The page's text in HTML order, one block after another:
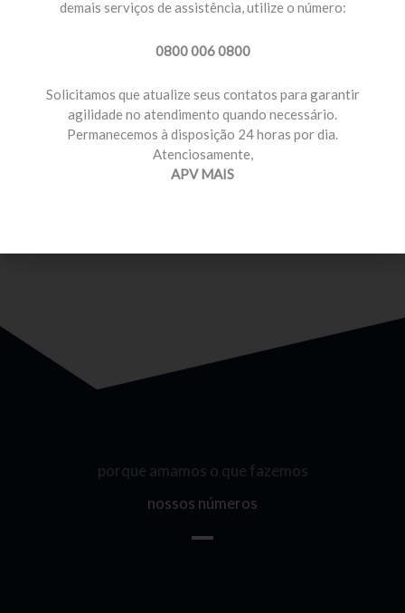
MOTORISTA PROFISSIONAL
Temos planos e preços com diferenciais para você
porque amamos o que fazemos
nossos números
demais serviços de assistência, utilize o número:
0800 006 0800
Solicitamos que atualize seus contatos para garantir
agilidade no atendimento quando necessário.
Permanecemos à disposição 24 horas por dia.
Atenciosamente,
APV MAIS